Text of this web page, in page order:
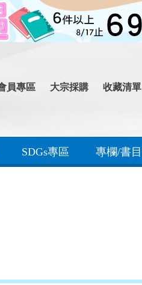
員專區 大宗採購 收藏清單
SDGs專區 專欄/書目